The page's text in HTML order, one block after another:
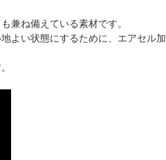
兼ね備えている素材です。
よい状態にするために、エアセル加